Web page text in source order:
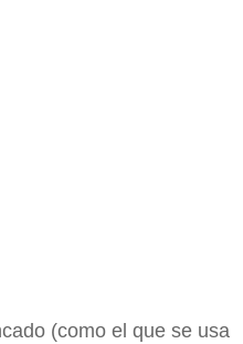
(como el que se usa